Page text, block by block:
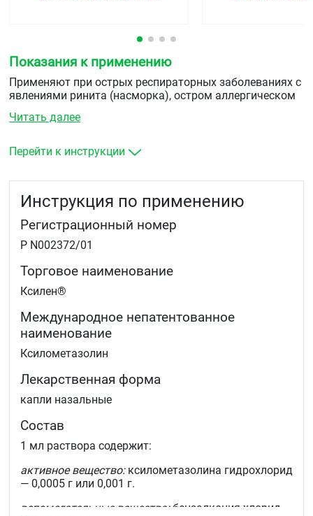
Показания к применению
Применяют при острых респираторных заболеваниях с
явлениями ринита (насморка), остром аллергическом
комбинированной терапии для уменьшения отека
риноскопии.
Читать далее
Перейти к инструкции
Инструкция по применению
Регистрационный номер
Р N002372/01
Торговое наименование
Ксилен®
Международное непатентованное
наименование
Ксилометазолин
Лекарственная форма
капли назальные
Состав
1 мл раствора содержит:
активное вещество:ксилометазолина гидрохлорид
— 0,0005 г или 0,001 г.
вспомогательные вещества:бензалкония хлорид